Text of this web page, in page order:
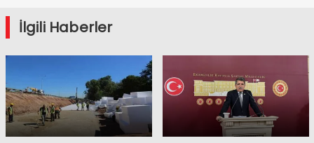
İlgili Haberler